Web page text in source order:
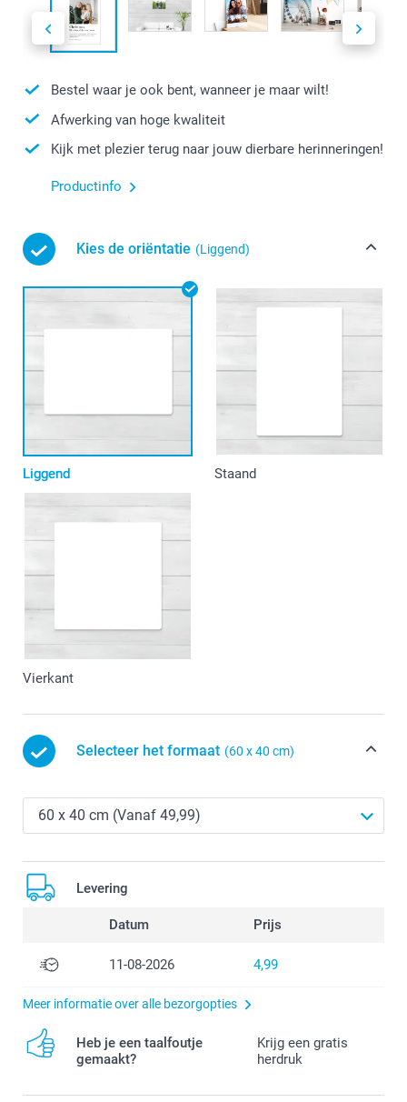
Bestel waar je ook bent, wanneer je maar wilt!
Afwerking van hoge kwaliteit
Kijk met plezier terug naar jouw dierbare herinneringen!
Productinfo
Kies de oriëntatie (Liggend)
Liggend Staand
Vierkant
Selecteer het formaat (60 x 40 cm)
Levering
Datum Prijs
11-08-2026 4,99
Meer informatie over alle bezorgopties
Heb je een taalfoutje
gemaakt?
Krijg een gratis
herdruk